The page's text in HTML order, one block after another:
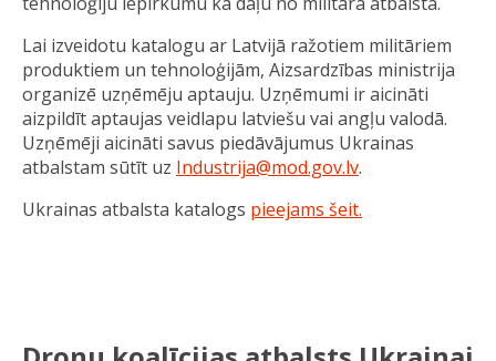
Lai izveidotu katalogu ar Latvijā ražotiem militāriem
produktiem un tehnoloģijām, Aizsardzības ministrija
organizē uzņēmēju aptauju. Uzņēmumi ir aicināti
aizpildīt aptaujas veidlapu latviešu vai angļu valodā.
Uzņēmēji aicināti savus piedāvājumus Ukrainas
atbalstam sūtīt uz Industrija@mod.gov.lv.
Ukrainas atbalsta katalogs pieejams šeit.